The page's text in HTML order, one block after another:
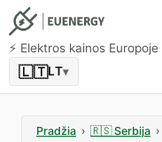
⚡️ Elektros kainos Europoje
🇱🇹LT▾
Pradžia › 🇷🇸 Serbija ›